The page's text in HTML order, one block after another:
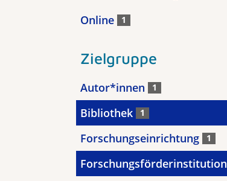
Online 1
Zielgruppe
Autor*innen 1
Bibliothek 1
Forschungseinrichtung 1
Forschungsförderinstitution